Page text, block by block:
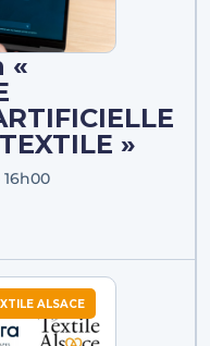
«
»
16h00
ALSACE